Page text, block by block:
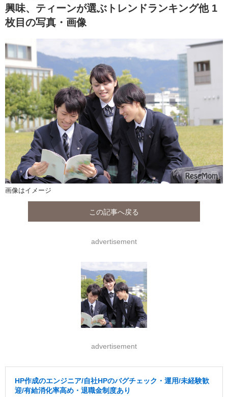
興味、ティーンが選ぶトレンドランキング他 1
枚目の写真・画像
画像はイメージ
この記事へ戻る
advertisement
advertisement
HP作成のエンジニア/自社HPのバグチェック・運用/未経験歓
迎/有給消化率高め・退職金制度あり